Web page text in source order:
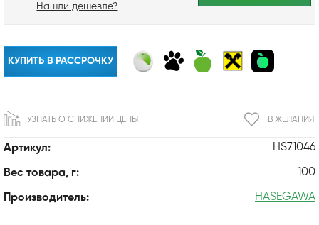
Артикул: HS71046
Вес товара, г: 100
Производитель: HASEGAWA
Нашли дешевле?
КУПИТЬ В РАССРОЧКУ
В ЖЕЛАНИЯ
УЗНАТЬ О СНИЖЕНИИ ЦЕНЫ